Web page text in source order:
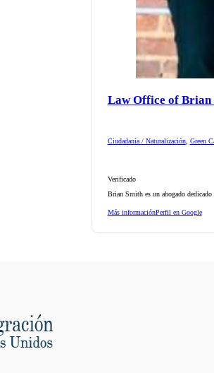
Law Office of Brian
Ciudadanía / Naturalización, Green
Verificado
Brian Smith es un abogado
Más informaciónPerfil en Google